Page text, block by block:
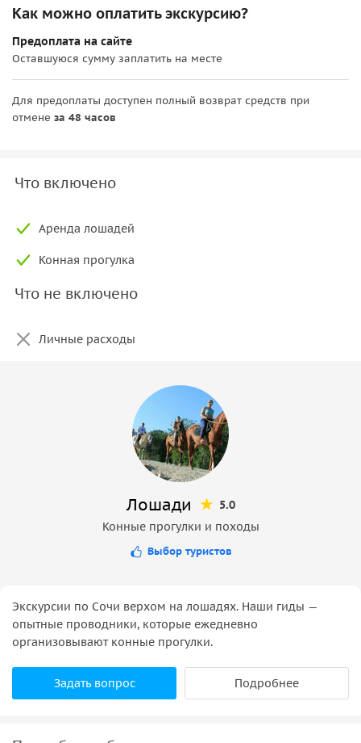
Как можно оплатить экскурсию?
Предоплата на сайте
Оставшуюся сумму заплатить на месте
Для предоплаты доступен полный возврат средств при
отмене за 48 часов
Что включено
Аренда лошадей
Конная прогулка
Что не включено
Личные расходы
Лошади
5.0
Конные прогулки и походы
Выбор туристов
Экскурсии по Сочи верхом на лошадях. Наши гиды —
опытные проводники, которые ежедневно
организовывают конные прогулки.
Задать вопрос Подробнее